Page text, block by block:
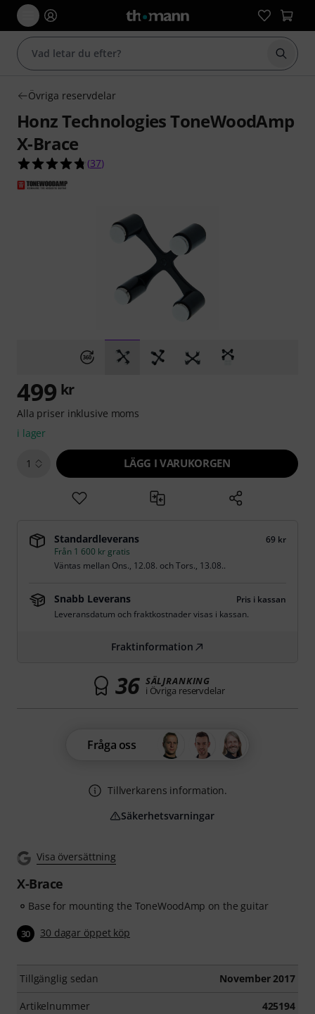
Börja
Övriga reservdelar
Honz Technologies ToneWoodAmp
X-Brace
4.7 av 5 stjärnor från 37 kundbetyg
(37)
Visa översättning
X-Brace
Base for mounting the ToneWoodAmp on the guitar
30 30 dagar öppet köp
Tillgänglig sedan November 2017
Artikelnummer 425194
499 kr
Alla priser inklusive moms
i lager
1 LÄGG I VARUKORGEN
Standardleverans
69 kr
Från 1 600 kr gratis
Väntas mellan Ons., 12.08. ochTors., 13.08..
Snabb Leverans
Pris i kassan
Leveransdatum och fraktkostnader visas i kassan.
Fraktinformation
36 SÄLJRANKING
i Övriga reservdelar
Fråga oss
Tillverkarens information.
Säkerhetsvarningar